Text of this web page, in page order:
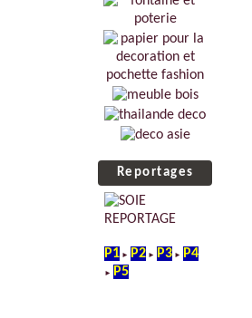
Reportages
P1 ► P2 ► P3 ► P4
► P5